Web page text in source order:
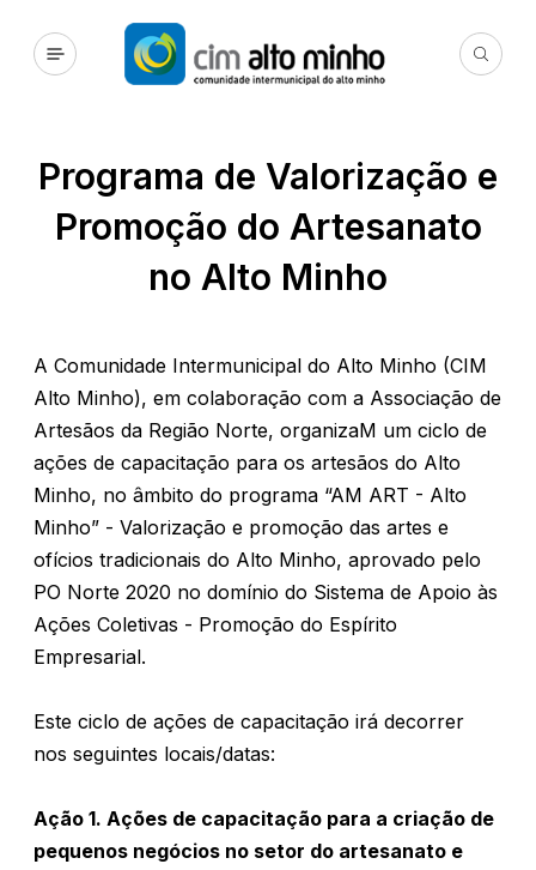
Programa de Valorização e
Promoção do Artesanato
no Alto Minho
A Comunidade Intermunicipal do Alto Minho (CIM
Alto Minho), em colaboração com a Associação de
Artesãos da Região Norte, organizaM um ciclo de
ações de capacitação para os artesãos do Alto
Minho, no âmbito do programa “AM ART - Alto
Minho” - Valorização e promoção das artes e
ofícios tradicionais do Alto Minho, aprovado pelo
PO Norte 2020 no domínio do Sistema de Apoio às
Ações Coletivas - Promoção do Espírito
Empresarial.
Este ciclo de ações de capacitação irá decorrer
nos seguintes locais/datas:
Ação 1. Ações de capacitação para a criação de
pequenos negócios no setor do artesanato e